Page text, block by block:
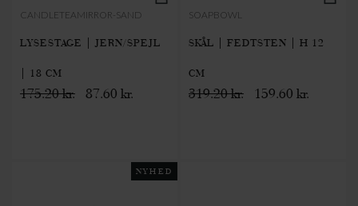
CANDLETEAMIRROR-SAND
LYSESTAGE | JERN/SPEJL
| 18 CM
175.20 kr. 87.60 kr.
SOAPBOWL
SKÅL | FEDTSTEN | H 12
CM
319.20 kr. 159.60 kr.
NYHED